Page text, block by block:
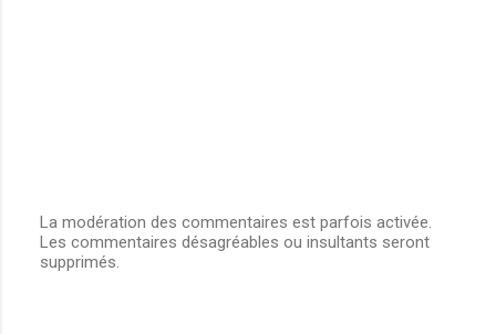
E
n
La modération des commentaires est parfois activée.
Les commentaires désagréables ou insultants seront
supprimés.